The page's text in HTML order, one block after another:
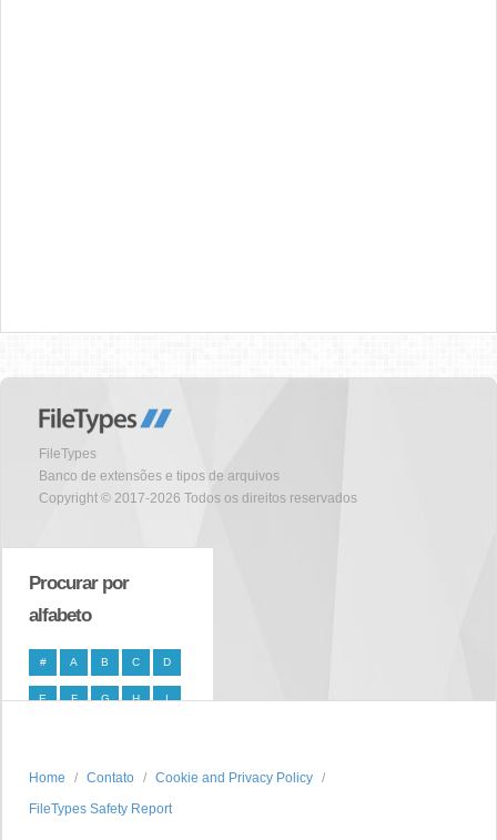
FileTypes
Banco de extensões e tipos de arquivos
Copyright © 2017-2026 Todos os direitos reservados
Procurar por
alfabeto
# A B C D
E F G H I
P S
T U V W X
Home Contato
Cookie and Privacy Policy
FileTypes Safety Report